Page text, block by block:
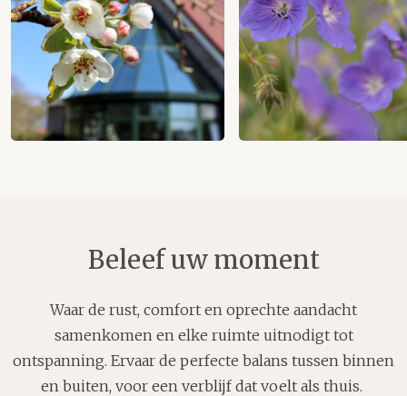
Beleef uw moment
Waar de rust, comfort en oprechte aandacht
samenkomen en elke ruimte uitnodigt tot
ontspanning. Ervaar de perfecte balans tussen binnen
en buiten, voor een verblijf dat voelt als thuis.